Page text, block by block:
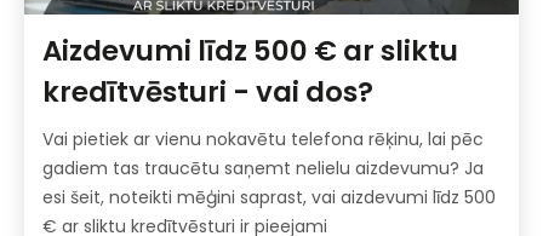
Aizdevumi līdz 500 € ar sliktu
kredītvēsturi - vai dos?
Vai pietiek ar vienu nokavētu telefona rēķinu, lai pēc
gadiem tas traucētu saņemt nelielu aizdevumu? Ja
esi šeit, noteikti mēģini saprast, vai aizdevumi līdz 500
€ ar sliktu kredītvēsturi ir pieejami